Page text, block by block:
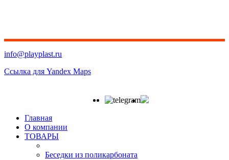
info@playplast.ru
Ссылка для Yandex Maps
Главная
О компании
ТОВАРЫ
Беседки из поликарбоната